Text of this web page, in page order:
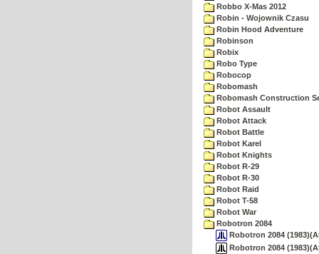
Robbo X-Mas 2012
Robin - Wojownik Czasu
Robin Hood Adventure
Robinson
Robix
Robo Type
Robocop
Robomash
Robomash Construction
Robot Assault
Robot Attack
Robot Battle
Robot Karel
Robot Knights
Robot R-29
Robot R-30
Robot Raid
Robot T-58
Robot War
Robotron 2084
Robotron 2084
Robotron 2084